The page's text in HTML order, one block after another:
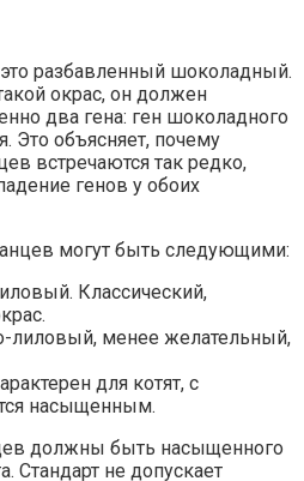
разбавленный шоколадный.
окрас, он должен
два гена: ген шоколадного
Это объясняет, почему
встречаются так редко,
генов у обоих
могут быть следующими:
Классический,
лиловый, менее желательный,
для котят, с
насыщенным.
должны быть насыщенного
Стандарт не допускает